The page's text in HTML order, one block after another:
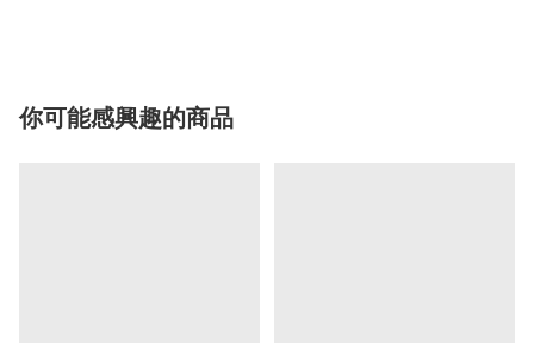
你可能感興趣的商品